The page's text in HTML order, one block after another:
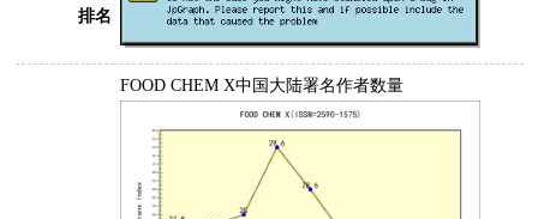
排名
FOOD CHEM X中国大陆署名作者数量